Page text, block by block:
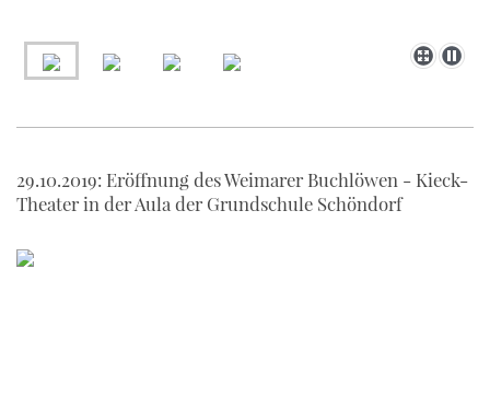
29.10.2019: Eröffnung des Weimarer Buchlöwen - Kieck-
Theater in der Aula der Grundschule Schöndorf